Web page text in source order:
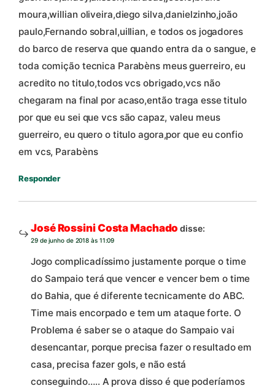
moura,willian oliveira,diego silva,danielzinho,joão
paulo,Fernando sobral,uillian, e todos os jogadores
do barco de reserva que quando entra da o sangue, e
toda comição tecnica Parabèns meus guerreiro, eu
acredito no titulo,todos vcs obrigado,vcs não
chegaram na final por acaso,então traga esse titulo
por que eu sei que vcs são capaz, valeu meus
guerreiro, eu quero o titulo agora,por que eu confio
em vcs, Parabèns
Responder
José Rossini Costa Machado disse:
29 de junho de 2018 às 11:09
Jogo complicadíssimo justamente porque o time
do Sampaio terá que vencer e vencer bem o time
do Bahia, que é diferente tecnicamente do ABC.
Time mais encorpado e tem um ataque forte. O
Problema é saber se o ataque do Sampaio vai
desencantar, porque precisa fazer o resultado em
casa, precisa fazer gols, e não está
conseguindo….. A prova disso é que poderíamos